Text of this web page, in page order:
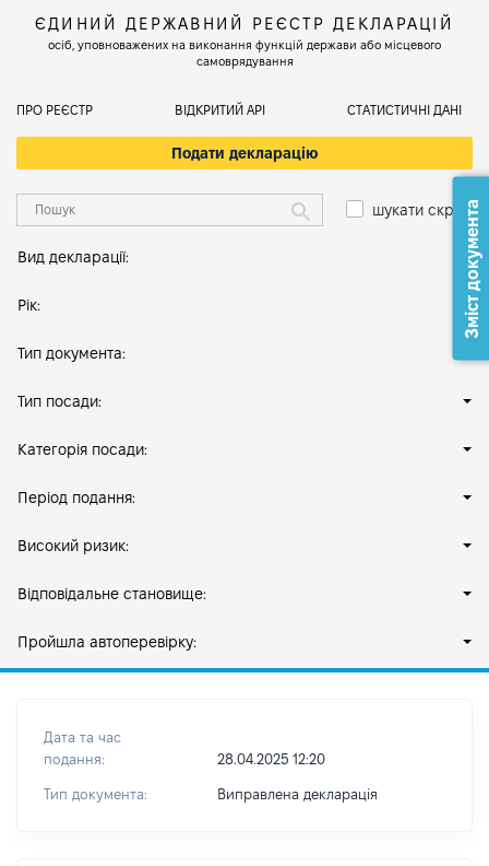
ЄДИНИЙ ДЕРЖАВНИЙ РЕЄСТР ДЕКЛАРАЦІЙ
осіб, уповноважених на виконання функцій держави або місцевого
самоврядування
ПРО РЕЄСТР ВІДКРИТИЙ АРІ СТАТИСТИЧНІ ДАНІ
Подати декларацію
шукати скрізь
Вид декларації:
Рік:
Тип документа:
Тип посади:
Категорія посади:
Період подання:
Високий ризик:
Відповідальне становище:
Пройшла автоперевірку:
Дата та час
подання:
28.04.2025 12:20
Тип документа: Виправлена декларація
Зміст документа